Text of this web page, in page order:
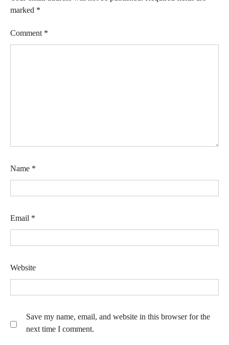
marked *
Comment *
Name *
Email *
Website
Save my name, email, and website in this browser for the
next time I comment.